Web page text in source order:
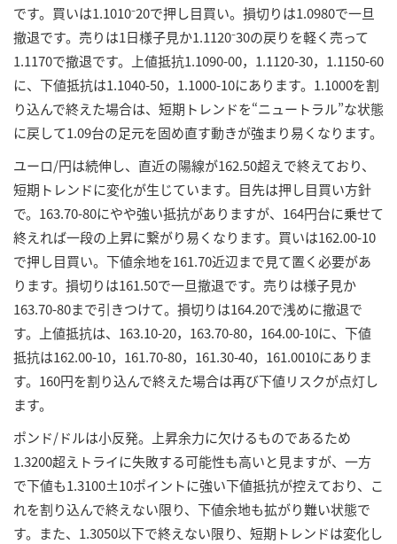
です。買いは1.1010⁻20で押し目買い。損切りは1.0980で一旦
撤退です。売りは1日様子見か1.1120⁻30の戻りを軽く売って
1.1170で撤退です。上値抵抗1.1090-00，1.1120-30，1.1150-60
に、下値抵抗は1.1040-50，1.1000-10にあります。1.1000を割
り込んで終えた場合は、短期トレンドを“ニュートラル”な状態
に戻して1.09台の足元を固め直す動きが強まり易くなります。
ユーロ/円は続伸し、直近の陽線が162.50超えで終えており、
短期トレンドに変化が生じています。目先は押し目買い方針
で。163.70-80にやや強い抵抗がありますが、164円台に乗せて
終えれば一段の上昇に繋がり易くなります。買いは162.00-10
で押し目買い。下値余地を161.70近辺まで見て置く必要があ
ります。損切りは161.50で一旦撤退です。売りは様子見か
163.70-80まで引きつけて。損切りは164.20で浅めに撤退で
す。上値抵抗は、163.10-20，163.70-80，164.00-10に、下値
抵抗は162.00-10，161.70-80，161.30-40，161.0010にありま
す。160円を割り込んで終えた場合は再び下値リスクが点灯し
ます。
ポンド/ドルは小反発。上昇余力に欠けるものであるため
1.3200超えトライに失敗する可能性も高いと見ますが、一方
で下値も1.3100±10ポイントに強い下値抵抗が控えており、こ
れを割り込んで終えない限り、下値余地も拡がり難い状態で
す。また、1.3050以下で終えない限り、短期トレンドは変化し